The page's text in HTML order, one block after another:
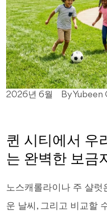
2026년 6월 By Yubeen
퀸 시티에서 우
는 완벽한 보금
노스캐롤라이나 주 샬럿
운 날씨, 그리고 비교할